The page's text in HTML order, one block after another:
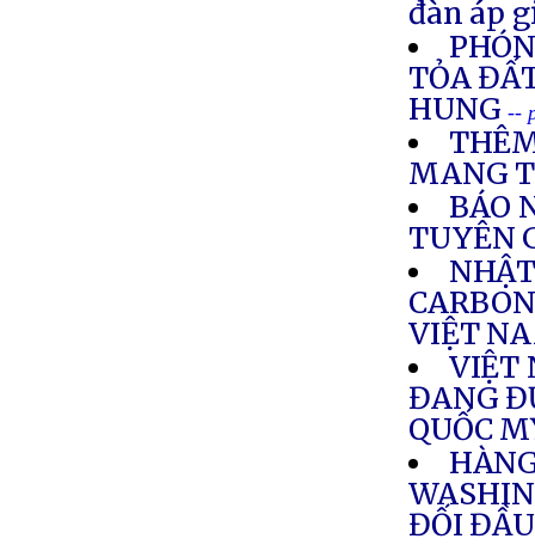
đàn áp
TỎA
HUNG --
MANG
BÁO
TUYÊN
VIỆT
VIỆT
ĐANG
QUỐC
ĐỐI